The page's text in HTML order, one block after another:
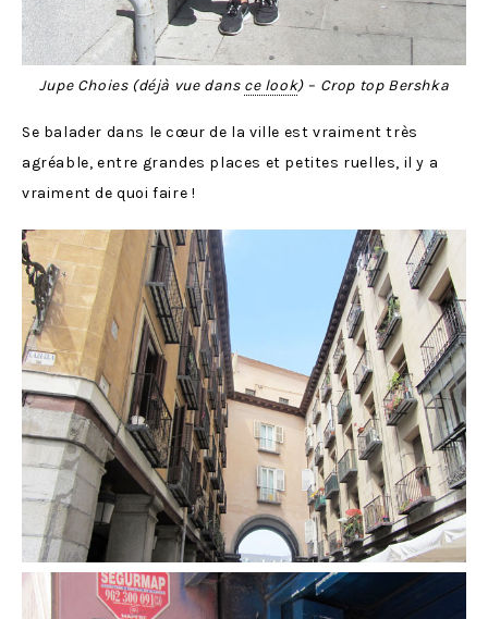
Jupe Choies (déjà vue dans ce look) – Crop top Bershka
Se balader dans le cœur de la ville est vraiment très
agréable, entre grandes places et petites ruelles, il y a
vraiment de quoi faire !